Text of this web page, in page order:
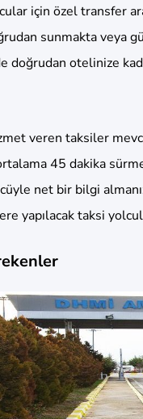
için özel transfer
sunmakta veya
doğrudan otelinize
veren taksiler
45 dakika
net bir bilgi
yapılacak taksi